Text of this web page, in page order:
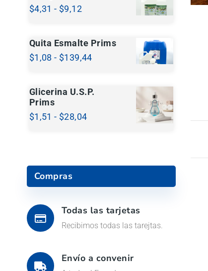
$4,31 - $9,12
Quita Esmalte Prims
$1,08 - $139,44
Glicerina U.S.P.
Prims
$1,51 - $28,04
Compras
Todas las tarjetas
Recibimos todas las tarejtas.
Envío a convenir